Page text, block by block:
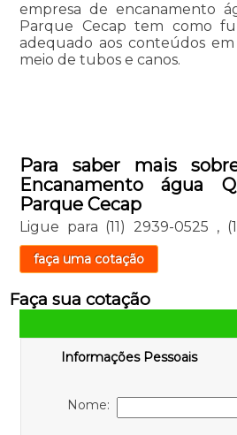
empresa de encanamento
Parque Cecap tem como
adequado aos conteúdos
meio de tubos e canos.
Para saber mais
Encanamento água
Parque Cecap
Ligue para (11) 2939-0525 ,
faça uma cotação
Faça sua cotação
Informações Pessoais
Nome: